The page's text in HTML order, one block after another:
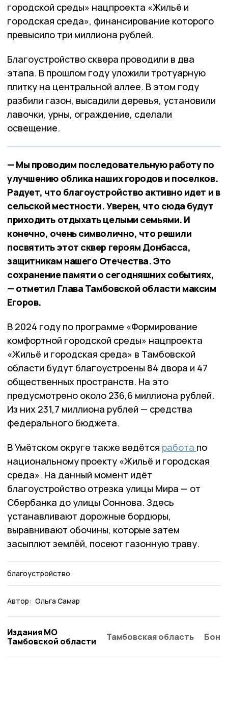
городской среды» нацпроекта «Жильё и
городская среда», финансирование которого
превысило три миллиона рублей.
Благоустройство сквера проводили в два
этапа. В прошлом году уложили тротуарную
плитку на центральной аллее. В этом году
разбили газон, высадили деревья, установили
лавочки, урны, ограждение, сделали
освещение.
— Мы проводим последовательную работу по
улучшению облика наших городов и поселков.
Радует, что благоустройство активно идет и в
сельской местности. Уверен, что сюда будут
приходить отдыхать целыми семьями. И
конечно, очень символично, что решили
посвятить этот сквер героям Донбасса,
защитникам нашего Отечества. Это
сохранение памяти о сегодняшних событиях,
— отметил Глава Тамбовской области максим
Егоров.
В 2024 году по программе «Формирование
комфортной городской среды» нацпроекта
«Жильё и городская среда» в Тамбовской
области будут благоустроены 84 двора и 47
общественных пространств. На это
предусмотрено около 236,6 миллиона рублей.
Из них 231,7 миллиона рублей — средства
федерального бюджета.
В Умётском округе также ведётся работа по
национальному проекту «Жильё и городская
среда». На данный момент идёт
благоустройство отрезка улицы Мира — от
Сбербанка до улицы Соннова. Здесь
устанавливают дорожные бордюры,
выравнивают обочины, которые затем
засыплют землёй, посеют газонную траву.
благоустройство
Автор: Ольга Самар
Издания МО
Тамбовской области
Тамбовская область